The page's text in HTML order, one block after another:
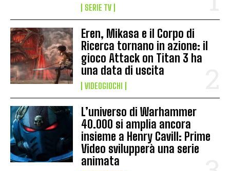
SERIE TV
Eren, Mikasa e il Corpo di
Ricerca tornano in azione: il
gioco Attack on Titan 3 ha
una data di uscita
VIDEOGIOCHI
L’universo di Warhammer
40.000 si amplia ancora
insieme a Henry Cavill: Prime
Video svilupperà una serie
animata